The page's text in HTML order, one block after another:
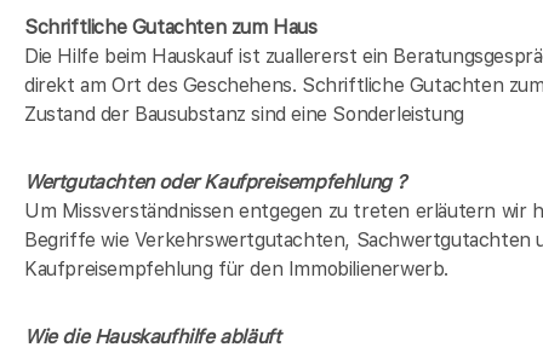
Schriftliche Gutachten zum Haus
Die Hilfe beim Hauskauf ist zuallererst ein
direkt am Ort des Geschehens. Schriftliche Gutachten
Zustand der Bausubstanz sind eine Sonderleistung
Wertgutachten oder Kaufpreisempfehlung ?
Um Missverständnissen entgegen zu treten erläutern wir
Begriffe wie Verkehrswertgutachten, Sachwertgutachten
Kaufpreisempfehlung für den Immobilienerwerb.
Wie die Hauskaufhilfe abläuft